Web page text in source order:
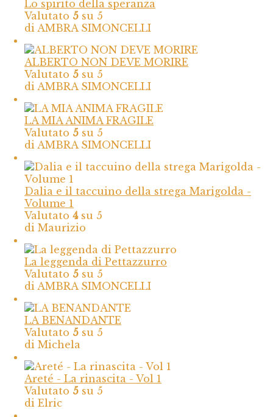
Lo spirito della speranza
Valutato 5 su 5
di AMBRA SIMONCELLI
ALBERTO NON DEVE MORIRE
Valutato 5 su 5
di AMBRA SIMONCELLI
LA MIA ANIMA FRAGILE
Valutato 5 su 5
di AMBRA SIMONCELLI
Dalia e il taccuino della strega Marigolda -
Volume 1
Valutato 4su 5
di Maurizio
La leggenda di Pettazzurro
Valutato 5 su 5
di AMBRA SIMONCELLI
LA BENANDANTE
Valutato 5 su 5
di Michela
Areté - La rinascita - Vol 1
Valutato 5 su 5
di Elric